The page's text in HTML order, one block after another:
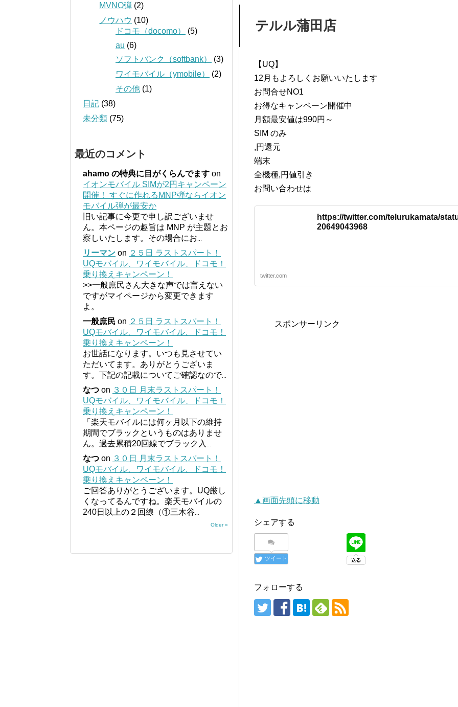
テルル蒲田店
【UQ】
12月もよろしくお願いいたします
お問合せNO1
お得なキャンペーン開催中
月額最安値は990円～
SIM のみ
,円還元
端末
全機種,円値引き
お問い合わせは
https://twitter.com/telurukamata/
20649043968
twitter.com
スポンサーリンク
▲画面先頭に移動
シェアする
ツイート
フォローする
MVNO弾 (2)
ノウハウ (10)
ドコモ（docomo）
(5)
au (6)
ソフトバンク（softbank）
(3)
ワイモバイル（ymobile）
(2)
その他 (1)
日記 (38)
未分類 (75)
最近のコメント
ahamo の特典に目がくらんでます on
イオンモバイル SIMが2円キャンペーン
開催！ すぐに作れるMNP弾ならイオン
モバイル弾が最安か
旧い記事に今更で申し訳ございませ
ん。本ページの趣旨は MNP が主題とお
察しいたします。その場合にお
リーマン on ２５日 ラストスパート！
UQモバイル、ワイモバイル、ドコモ！
乗り換えキャンペーン！
>>一般庶民さん大きな声では言えない
ですがマイページから変更できます
よ。
一般庶民 on ２５日 ラストスパート！
UQモバイル、ワイモバイル、ドコモ！
乗り換えキャンペーン！
お世話になります。いつも見させてい
ただいてます。ありがとうございま
す。下記の記載についてご確認なので...
なつ on ３０日 月末ラストスパート！
UQモバイル、ワイモバイル、ドコモ！
乗り換えキャンペーン！
「楽天モバイルには何ヶ月以下の維持
期間でブラックというものはありませ
ん。過去累積20回線でブラック入
なつ on ３０日 月末ラストスパート！
UQモバイル、ワイモバイル、ドコモ！
乗り換えキャンペーン！
ご回答ありがとうございます。UQ厳し
くなってるんですね。楽天モバイルの
240日以上の２回線（①三木谷
Older »